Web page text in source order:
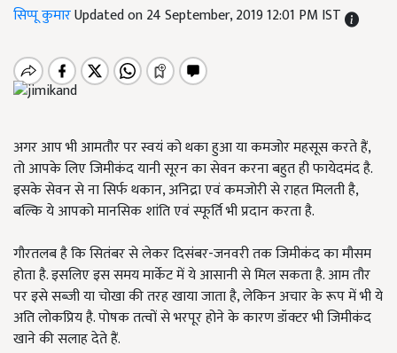
सिप्पू कुमारUpdated on 24 September, 2019 12:01 PM IST
अगर आप भी आमतौर पर स्वयं को थका हुआ या कमजोर महसूस करते हैं,
तो आपके लिए जिमीकंद यानी सूरन का सेवन करना बहुत ही फायेदमंद है.
इसके सेवन से ना सिर्फ थकान, अनिद्रा एवं कमजोरी से राहत मिलती है,
बल्कि ये आपको मानसिक शांति एवं स्फूर्ति भी प्रदान करता है.
गौरतलब है कि सितंबर से लेकर दिसंबर-जनवरी तक जिमीकंद का मौसम
होता है. इसलिए इस समय मार्केट में ये आसानी से मिल सकता है. आम तौर
पर इसे सब्जी या चोखा की तरह खाया जाता है, लेकिन अचार के रूप में भी ये
अति लोकप्रिय है. पोषक तत्वों से भरपूर होने के कारण डॉक्टर भी जिमीकंद
खाने की सलाह देते हैं.